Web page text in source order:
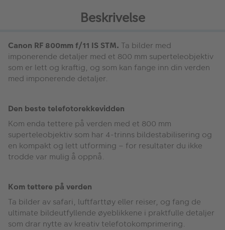
Beskrivelse
Canon RF 800mm f/11 IS STM. Ta bilder med
imponerende detaljer med et 800 mm superteleobjektiv
som er lett og kraftig, og som kan fange inn din verden
med imponerende detaljer.
Den beste telefotorekkevidden
Kom enda tettere på verden med et 800 mm
superteleobjektiv som har 4-trinns bildestabilisering og
en kompakt og lett utforming – for resultater du ikke
trodde var mulig å oppnå.
Kom tettere på verden
Ta bilder av safari, luftfarttøy eller reiser, og fang de
ultimate bildeutfyllende øyeblikkene i praktfulle detaljer
som drar nytte av kreativ telefotokomprimering.